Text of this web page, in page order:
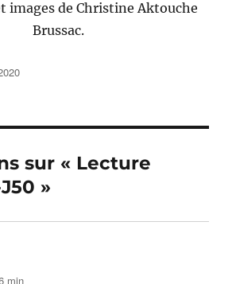
images de Christine Aktouche
Brussac.
sur « Lecture
»
min